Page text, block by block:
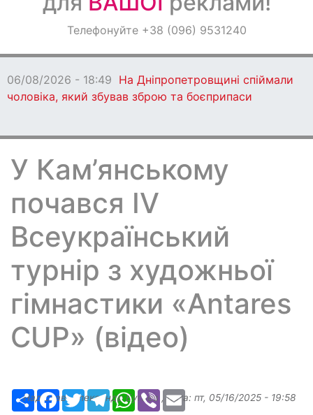
ОголошенняТелефонуйте +38 (096) 9531240
06/08/2026 - 18:49 На Дніпропетровщині спіймали
чоловіка, який збував зброю та боєприпаси
У Кам’янському
почався IV
Всеукраїнський
турнір з художньої
гімнастики «Antares
CUP» (відео)
РесурсFacebook
TwitterTelegramWhatsApp
ViberEmail
Надіслав:Александр Бугаев , дата: пт, 05/16/2025 - 19:58